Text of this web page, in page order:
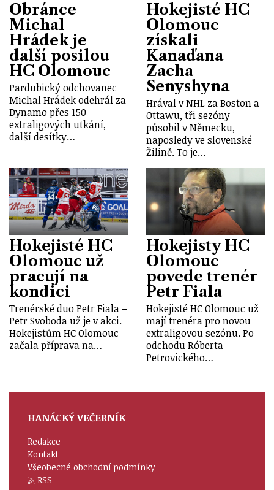
Obránce
Michal
Hrádek je
další posilou
HC Olomouc
Pardubický odchovanec
Michal Hrádek odehrál za
Dynamo přes 150
extraligových utkání,
další desítky…
Hokejisté HC
Olomouc
získali
Kanaďana
Zacha
Senyshyna
Hrával v NHL za Boston a
Ottawu, tři sezóny
působil v Německu,
naposledy ve slovenské
Žilině. To je…
Hokejisté HC
Olomouc už
pracují na
kondici
Trenérské duo Petr Fiala –
Petr Svoboda už je v akci.
Hokejistům HC Olomouc
začala příprava na…
Hokejisty HC
Olomouc
povede trenér
Petr Fiala
Hokejisté HC Olomouc už
mají trenéra pro novou
extraligovou sezónu. Po
odchodu Róberta
Petrovického…
HANÁCKÝ VEČERNÍK
Redakce
Kontakt
Všeobecné obchodní podmínky
RSS